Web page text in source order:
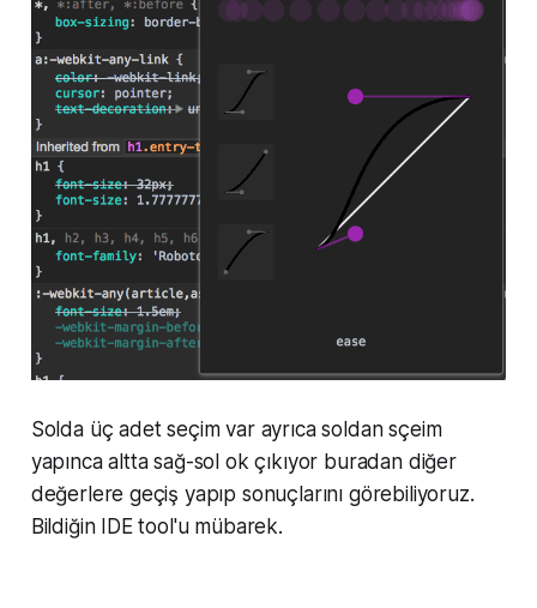
Solda üç adet seçim var ayrıca soldan sçeim
yapınca altta sağ-sol ok çıkıyor buradan diğer
değerlere geçiş yapıp sonuçlarını görebiliyoruz.
Bildiğin IDE tool'u mübarek.